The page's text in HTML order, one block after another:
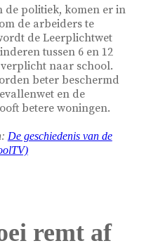
de politiek, komen er in
de arbeiders te
de Leerplichtwet
tussen 6 en 12
naar school.
beter beschermd
en de
betere woningen.
De geschiedenis van de
remt af